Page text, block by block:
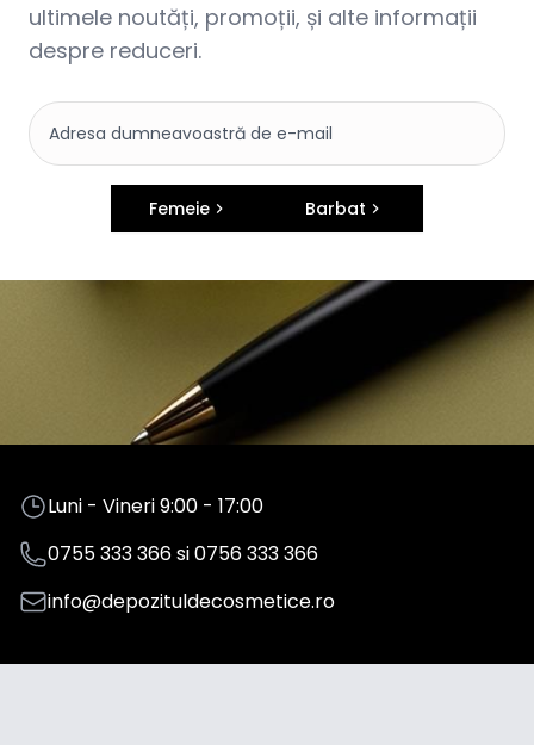
ultimele noutăți, promoții, și alte informații
despre reduceri.
Femeie Barbat
Luni - Vineri 9:00 - 17:00
0755 333 366si0756 333 366
info@depozituldecosmetice.ro